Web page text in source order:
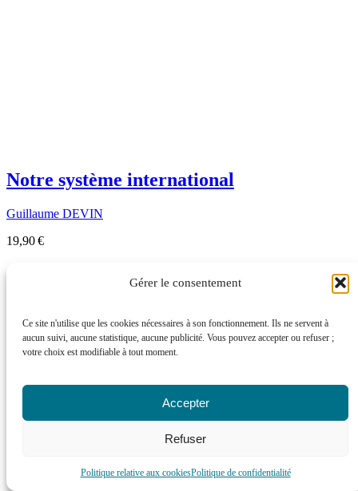
Gérer le consentement
Ce site n'utilise que les cookies nécessaires à son fonctionnement. Ils ne servent à
aucun suivi, aucune statistique, aucune publicité. Vous pouvez accepter ou refuser ;
votre choix est modifiable à tout moment.
Accepter
Refuser
Politique relative aux cookiesPolitique de confidentialité
Notre système international
Guillaume DEVIN
19,90 €